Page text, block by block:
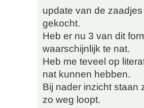
update van de
gekocht.
Heb er nu 3 van dit
waarschijnlijk te nat.
Heb me teveel op
nat kunnen hebben.
Bij nader inzicht staan
zo weg loopt.